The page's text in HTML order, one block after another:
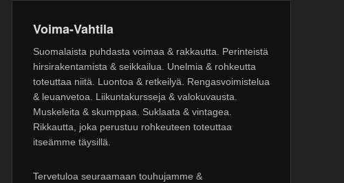
Voima-Vahtila
Suomalaista puhdasta voimaa & rakkautta. Perinteistä
hirsirakentamista & seikkailua. Unelmia & rohkeutta
toteuttaa niitä. Luontoa & retkeilyä. Rengasvoimistelua
& leuanvetoa. Liikuntakursseja & valokuvausta.
Muskeleita & skumppaa. Suklaata & vintagea.
Rikkautta, joka perustuu rohkeuteen toteuttaa
itseämme täysillä.
Tervetuloa seuraamaan touhujamme &